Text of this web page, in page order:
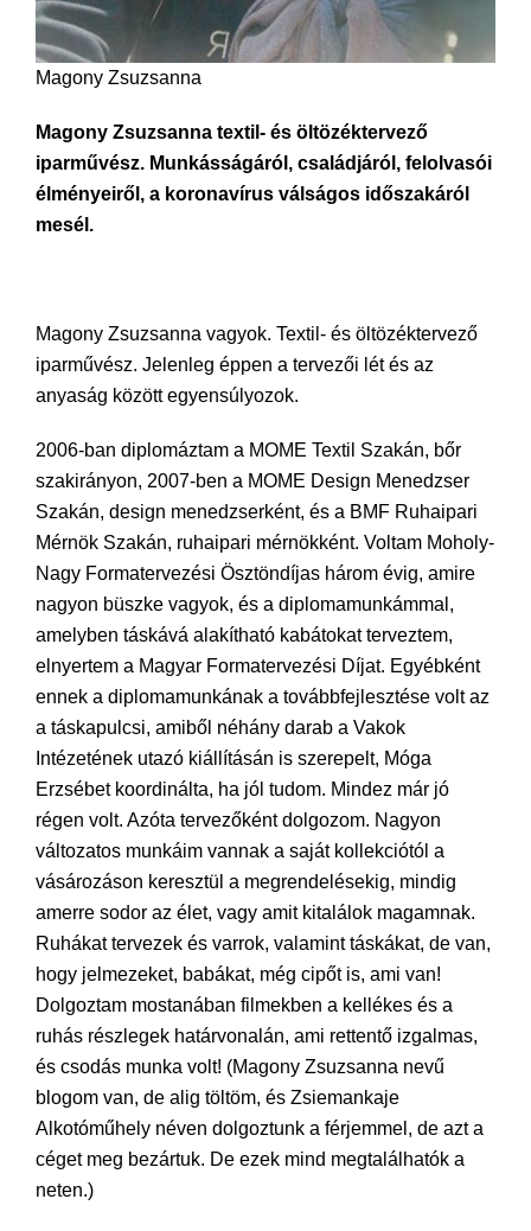
Magony Zsuzsanna
Magony Zsuzsanna textil- és öltözéktervező
iparművész. Munkásságáról, családjáról, felolvasói
élményeiről, a koronavírus válságos időszakáról
mesél.
Magony Zsuzsanna vagyok. Textil- és öltözéktervező
iparművész. Jelenleg éppen a tervezői lét és az
anyaság között egyensúlyozok.
2006-ban diplomáztam a MOME Textil Szakán, bőr
szakirányon, 2007-ben a MOME Design Menedzser
Szakán, design menedzserként, és a BMF Ruhaipari
Mérnök Szakán, ruhaipari mérnökként. Voltam Moholy-
Nagy Formatervezési Ösztöndíjas három évig, amire
nagyon büszke vagyok, és a diplomamunkámmal,
amelyben táskává alakítható kabátokat terveztem,
elnyertem a Magyar Formatervezési Díjat. Egyébként
ennek a diplomamunkának a továbbfejlesztése volt az
a táskapulcsi, amiből néhány darab a Vakok
Intézetének utazó kiállításán is szerepelt, Móga
Erzsébet koordinálta, ha jól tudom. Mindez már jó
régen volt. Azóta tervezőként dolgozom. Nagyon
változatos munkáim vannak a saját kollekciótól a
vásározáson keresztül a megrendelésekig, mindig
amerre sodor az élet, vagy amit kitalálok magamnak.
Ruhákat tervezek és varrok, valamint táskákat, de van,
hogy jelmezeket, babákat, még cipőt is, ami van!
Dolgoztam mostanában filmekben a kellékes és a
ruhás részlegek határvonalán, ami rettentő izgalmas,
és csodás munka volt! (Magony Zsuzsanna nevű
blogom van, de alig töltöm, és Zsiemankaje
Alkotóműhely néven dolgoztunk a férjemmel, de azt a
céget meg bezártuk. De ezek mind megtalálhatók a
neten.)